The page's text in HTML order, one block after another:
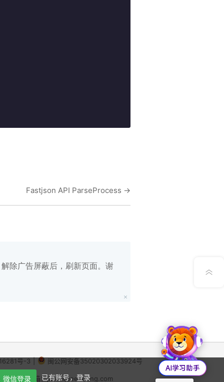
Fastjson API ParseProcess →
除广告屏蔽后，刷新页面。谢
号-3 闽公网安备35020302033924号
| 举报邮箱：jubao@eeedong.com
微信登录 已有账号，登录
X